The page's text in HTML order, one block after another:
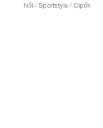
Női / Sportstyle / Cipők